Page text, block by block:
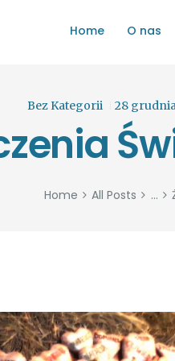
Home O nas
Bez Kategorii 28
Home All Posts ...
HOME
ZOSTAŃ
BLOG
GALERIA